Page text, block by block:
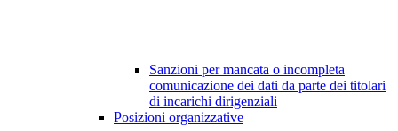
Sanzioni per mancata o incompleta
comunicazione dei dati da parte dei titolari
di incarichi dirigenziali
Posizioni organizzative